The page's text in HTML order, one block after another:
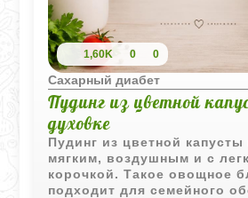
1,60K 0 0
Сахарный диабет
Пудинг из цветной
духовке
Пудинг из цветной капусты
мягким, воздушным и с
корочкой. Такое овощное
подходит для семейного